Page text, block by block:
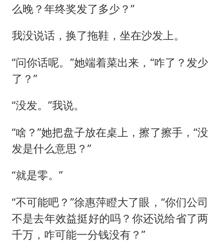
么晚？年终奖发了多少？”
我没说话，换了拖鞋，坐在沙发上。
“问你话呢。”她端着菜出来，“咋了？发少
了？”
“没发。”我说。
“啥？”她把盘子放在桌上，擦了擦手，“没
发是什么意思？”
“就是零。”
“不可能吧？”徐惠萍瞪大了眼，“你们公司
不是去年效益挺好的吗？你还说给省了两
千万，咋可能一分钱没有？”